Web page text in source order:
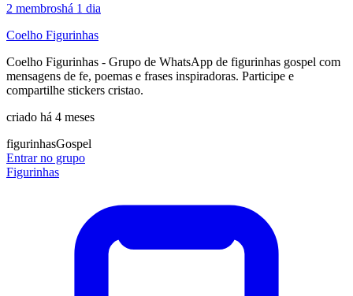
2 membroshá 1 dia
Coelho Figurinhas
Coelho Figurinhas - Grupo de WhatsApp de figurinhas gospel com
mensagens de fe, poemas e frases inspiradoras. Participe e
compartilhe stickers cristao.
criado há 4 meses
figurinhasGospel
Entrar no grupo
Figurinhas